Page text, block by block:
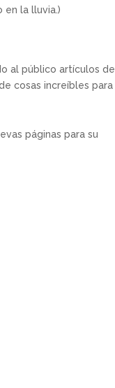
en la lluvia.)
al público artículos de
cosas increíbles para
páginas para su